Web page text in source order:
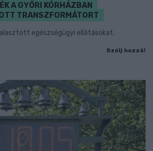
A GYŐRI KÓRHÁZBAN
TRANSZFORMÁTORT
egészségügyi ellátásokat.
Szólj hozzá!